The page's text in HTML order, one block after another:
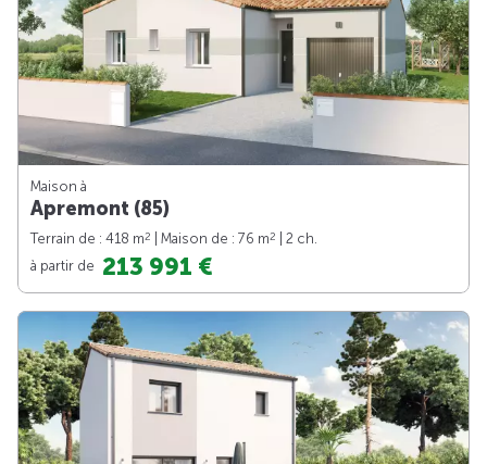
Maison à
Apremont (85)
Terrain de : 418 m2 | Maison de : 76 m2
| 2 ch.
à partir de 213 991 €